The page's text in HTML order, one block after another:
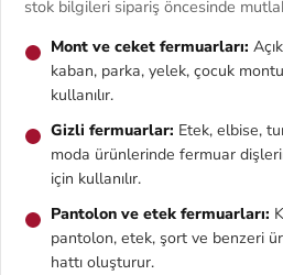
stok bilgileri sipariş öncesinde
Mont ve ceket fermuarları:
kaban, parka, yelek, çocuk
kullanılır.
Gizli fermuarlar: Etek, elbise,
moda ürünlerinde fermuar
için kullanılır.
Pantolon ve etek fermuarları:
pantolon, etek, şort ve benzeri
hattı oluşturur.